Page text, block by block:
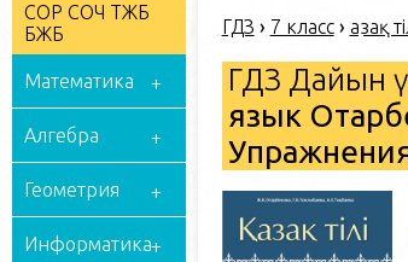
СОР СОЧ ТЖБ
БЖБ
Математика
Алгебра
Геометрия
Информатика
ГДЗ › 7 класс› Қазақ
ГДЗ Дайын
язык